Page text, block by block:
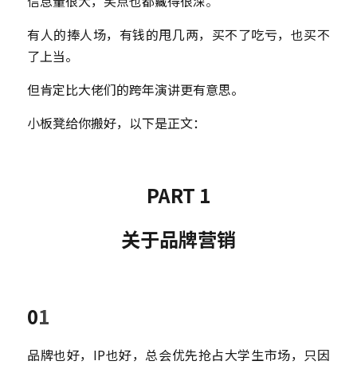
有人的捧人场，有钱的甩几两，买不了吃亏，也买不
了上当。
但肯定比大佬们的跨年演讲更有意思。
小板凳给你搬好，以下是正文：
PART 1
关于品牌营销
01
品牌也好，IP也好，总会优先抢占大学生市场，只因